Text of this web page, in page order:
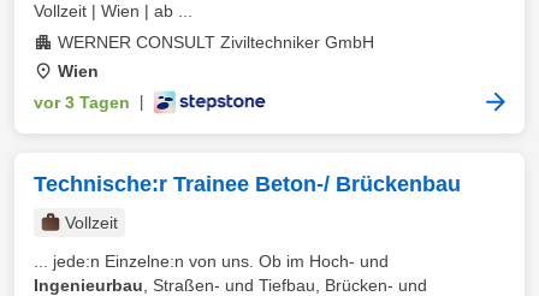
Vollzeit | Wien | ab ...
WERNER CONSULT Ziviltechniker GmbH
Wien
vor 3 Tagen
Technische:r Trainee Beton-/ Brückenbau
Vollzeit
... jede:n Einzelne:n von uns. Ob im Hoch- und
Ingenieurbau , Straßen- und Tiefbau, Brücken- und